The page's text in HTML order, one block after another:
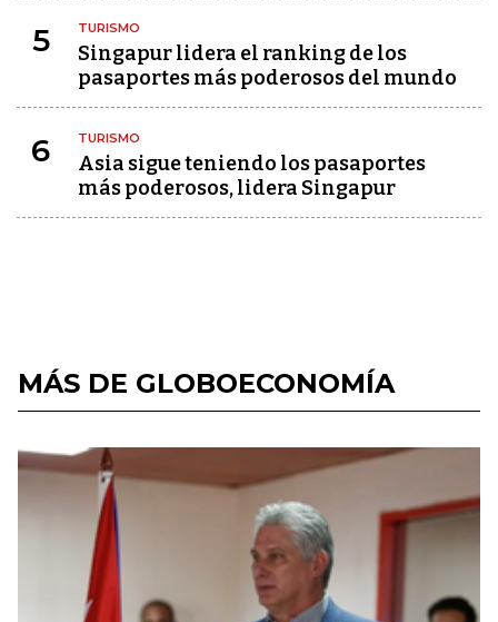
5 TURISMO
Singapur lidera el ranking de los
pasaportes más poderosos del mundo
6 TURISMO
Asia sigue teniendo los pasaportes
más poderosos, lidera Singapur
MÁS DE GLOBOECONOMÍA